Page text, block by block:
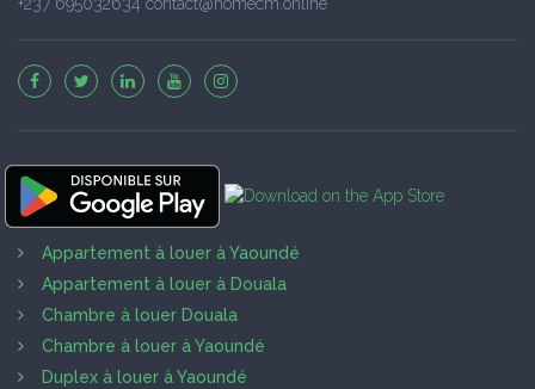
Appartement à louer à Yaoundé
Appartement à louer à Douala
Chambre à louer Douala
Chambre à louer à Yaoundé
Duplex à louer à Yaoundé